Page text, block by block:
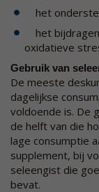
het
het bijdragen
oxidatieve
Gebruik van
De meeste
dagelijkse
voldoende is. De
de helft van die
lage consumptie
supplement, bij
seleengist die
bevat.